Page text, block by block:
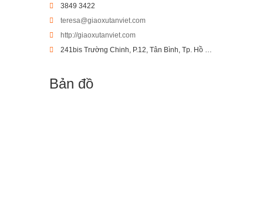
3849 3422
teresa@giaoxutanviet.com
http://giaoxutanviet.com
241bis Trường Chinh, P.12, Tân Bình, Tp. Hồ Chí Minh
Bản đồ